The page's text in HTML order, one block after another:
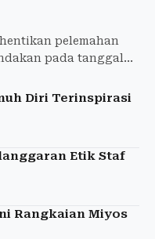
pelemahan
pada tanggal
Diri Terinspirasi
Etik Staf
Rangkaian Miyos